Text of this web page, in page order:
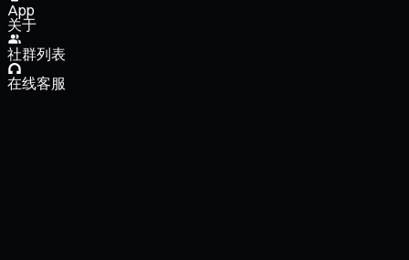
App
关于
社群列表
在线客服